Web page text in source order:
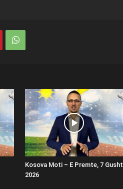
Kosova Moti – E Premte, 7 Gusht
2026